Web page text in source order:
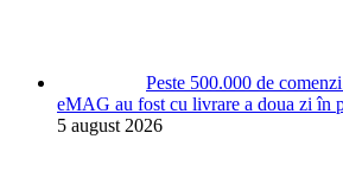
Peste 500.000 de
eMAG au fost cu livrare a doua zi în
5 august 2026